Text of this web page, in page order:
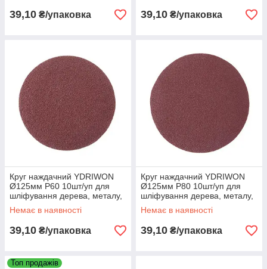
39,10 ₴/упаковка 39,10 ₴/упаковка
Круг наждачний YDRIWON
Ø125мм P60 10шт/уп для
шліфування дерева, металу,
пластику
Немає в наявності
39,10 ₴/упаковка
Круг наждачний YDRIWON
Ø125мм P80 10шт/уп для
шліфування дерева, металу,
пластику
Немає в наявності
39,10 ₴/упаковка
Топ продажів